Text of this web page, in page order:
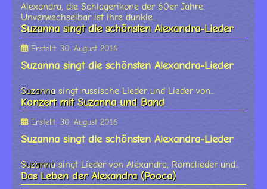
Alexandra, die Schlagerikone der 60er Jahre.
Unverwechselbar ist ihre dunkle...
Suzanna singt die schönsten Alexandra-Lieder
Erstellt: 30. August 2016
Suzanna singt die schönsten Alexandra-Lieder
Suzanna singt russische Lieder und Lieder von...
Konzert mit Suzanna und Band
Erstellt: 30. August 2016
Suzanna singt die schönsten Alexandra-Lieder
Suzanna singt Lieder von Alexandra, Romalieder und...
Das Leben der Alexandra (Pooca)